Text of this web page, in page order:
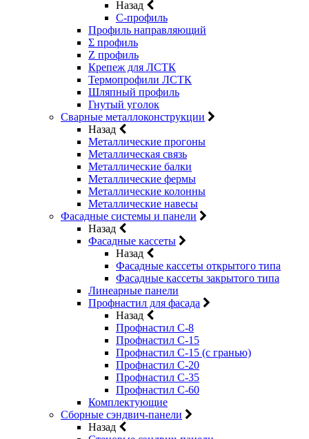
Назад
C-профиль
Профиль направляющий
Σ профиль
Z профиль
Крепеж для ЛСТК
Термопрофили ЛСТК
Шляпный профиль
Гнутый уголок
Сварные металлоконструкции
Назад
Металлические прогоны
Металлическая связь
Металлические балки
Металлические фермы
Металлические колонны
Металлические навесы
Фасадные системы и панели
Назад
Фасадные кассеты
Назад
Фасадные кассеты открытого типа
Фасадные кассеты закрытого типа
Линеарные панели
Профнастил для фасада
Назад
Профнастил С-8
Профнастил С-15
Профнастил С-15 (с гранью)
Профнастил С-20
Профнастил С-35
Профнастил С-60
Комплектующие
Сборные сэндвич-панели
Назад